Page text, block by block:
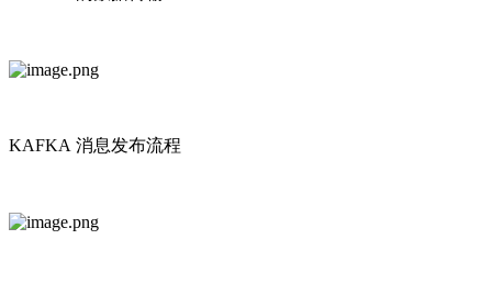
KAFKA 消息发布流程